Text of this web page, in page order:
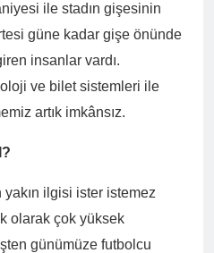
ile stadın gişesinin
güne kadar gişe önünde
insanlar vardı.
ve bilet sistemleri ile
artık imkânsız.
yakın ilgisi ister istemez
olarak çok yüksek
günümüze futbolcu